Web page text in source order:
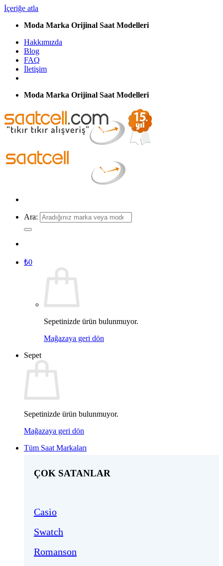
İçeriğe atla
Moda Marka Orijinal Saat Modelleri
Hakkımızda
Blog
FAQ
İletişim
Moda Marka Orijinal Saat Modelleri
Ara:
₺0
Sepetinizde ürün bulunmuyor.
Mağazaya geri dön
Sepet
Sepetinizde ürün bulunmuyor.
Mağazaya geri dön
Tüm Saat Markaları
ÇOK SATANLAR
Casio
Swatch
Romanson